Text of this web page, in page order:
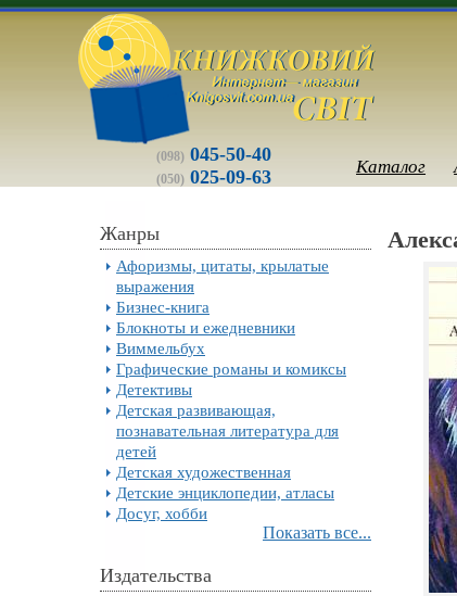
(098) 045-50-40
(050) 025-09-63 Каталог
Жанры
Афоризмы, цитаты, крылатые
выражения
Бизнес-книга
Блокноты и ежедневники
Виммельбух
Графические романы и комиксы
Детективы
Детская развивающая,
познавательная литература для
детей
Детская художественная
Детские энциклопедии, атласы
Досуг, хобби
Показать все...
Издательства